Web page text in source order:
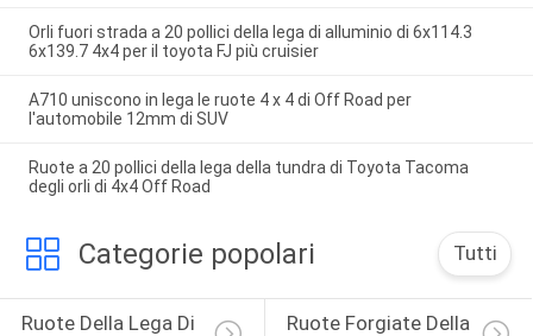
Orli fuori strada a 20 pollici della lega di alluminio di 6x114.3
6x139.7 4x4 per il toyota FJ più cruisier
A710 uniscono in lega le ruote 4 x 4 di Off Road per
l'automobile 12mm di SUV
Ruote a 20 pollici della lega della tundra di Toyota Tacoma
degli orli di 4x4 Off Road
Categorie popolari Tutti
Ruote Della Lega Di
Ruote Forgiate Della